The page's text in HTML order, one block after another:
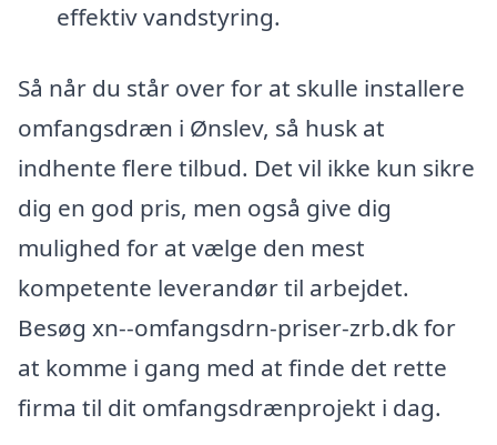
effektiv vandstyring.
Så når du står over for at skulle installere
omfangsdræn i Ønslev, så husk at
indhente flere tilbud. Det vil ikke kun sikre
dig en god pris, men også give dig
mulighed for at vælge den mest
kompetente leverandør til arbejdet.
Besøg xn--omfangsdrn-priser-zrb.dk for
at komme i gang med at finde det rette
firma til dit omfangsdrænprojekt i dag.